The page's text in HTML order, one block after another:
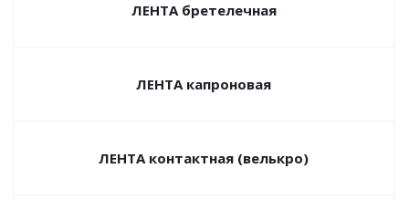
ЛЕНТА бретелечная
ЛЕНТА капроновая
ЛЕНТА контактная (велькро)